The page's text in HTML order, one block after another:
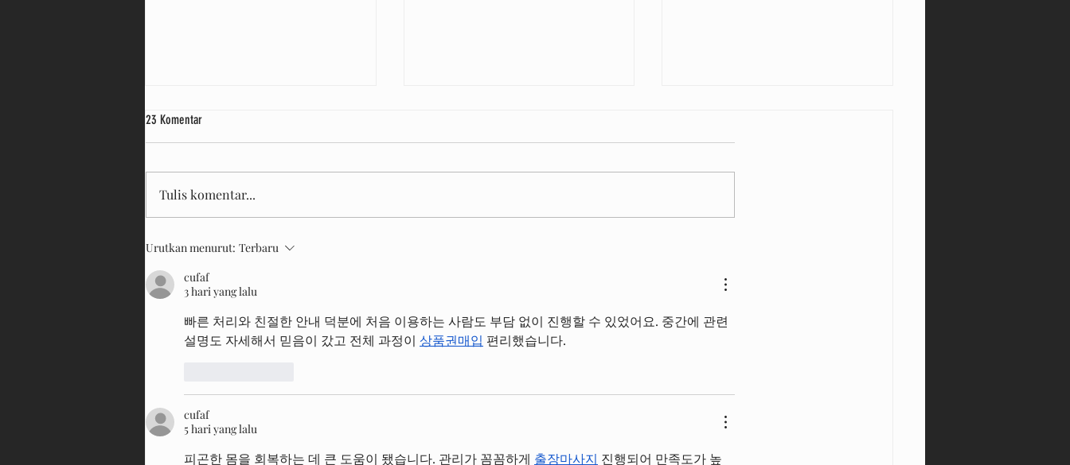
Let's Drift With Drift.Inc! Bermain Sepuasnya!
23 Komentar
Tulis komentar...
Urutkan menurut: Terbaru
cufaf
3 hari yang lalu
빠른 처리와 친절한 안내 덕분에 처음 이용하는 사람도 부담 없이 진행할 수 있었어요. 중간에 관련
설명도 자세해서 믿음이 갔고 전체 과정이 상품권매입 편리했습니다.
cufaf
5 hari yang lalu
피곤한 몸을 회복하는 데 큰 도움이 됐습니다. 관리가 꼼꼼하게 출장마사지 진행되어 만족도가 높